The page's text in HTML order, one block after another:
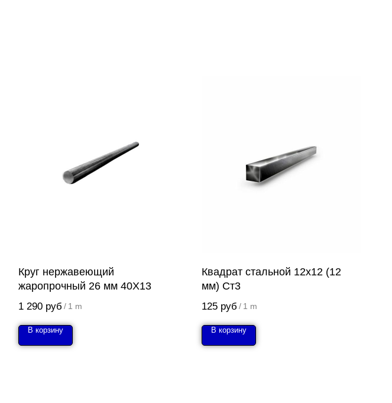
Круг нержавеющий
жаропрочный 26 мм 40Х13
1 290 руб / 1 m
В корзину
Квадрат стальной 12х12 (12
мм) Ст3
125 руб / 1 m
В корзину